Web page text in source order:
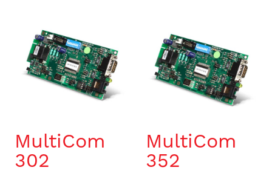
MultiCom
302
MultiCom
352